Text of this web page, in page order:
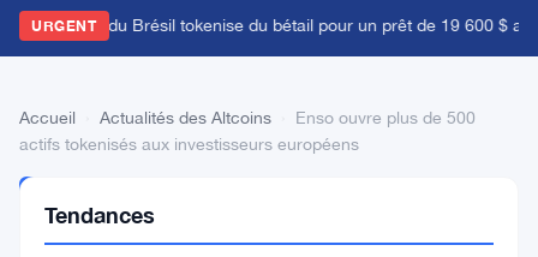
URGENT
Bourse B3 du Brésil tokenise du bétail pour un prêt de 19 600 $
Accueil Actualités des Altcoins
Enso ouvre plus de 500
actifs tokenisés aux investisseurs européens
DES
ALTCOINS
Tendances